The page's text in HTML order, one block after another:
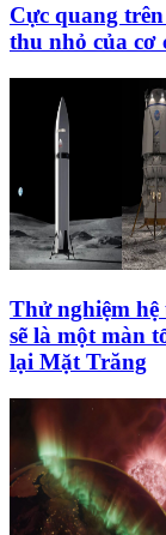
Cực quang
thu nhỏ của
Thử nghiệm
sẽ là một màn
lại Mặt Trăng